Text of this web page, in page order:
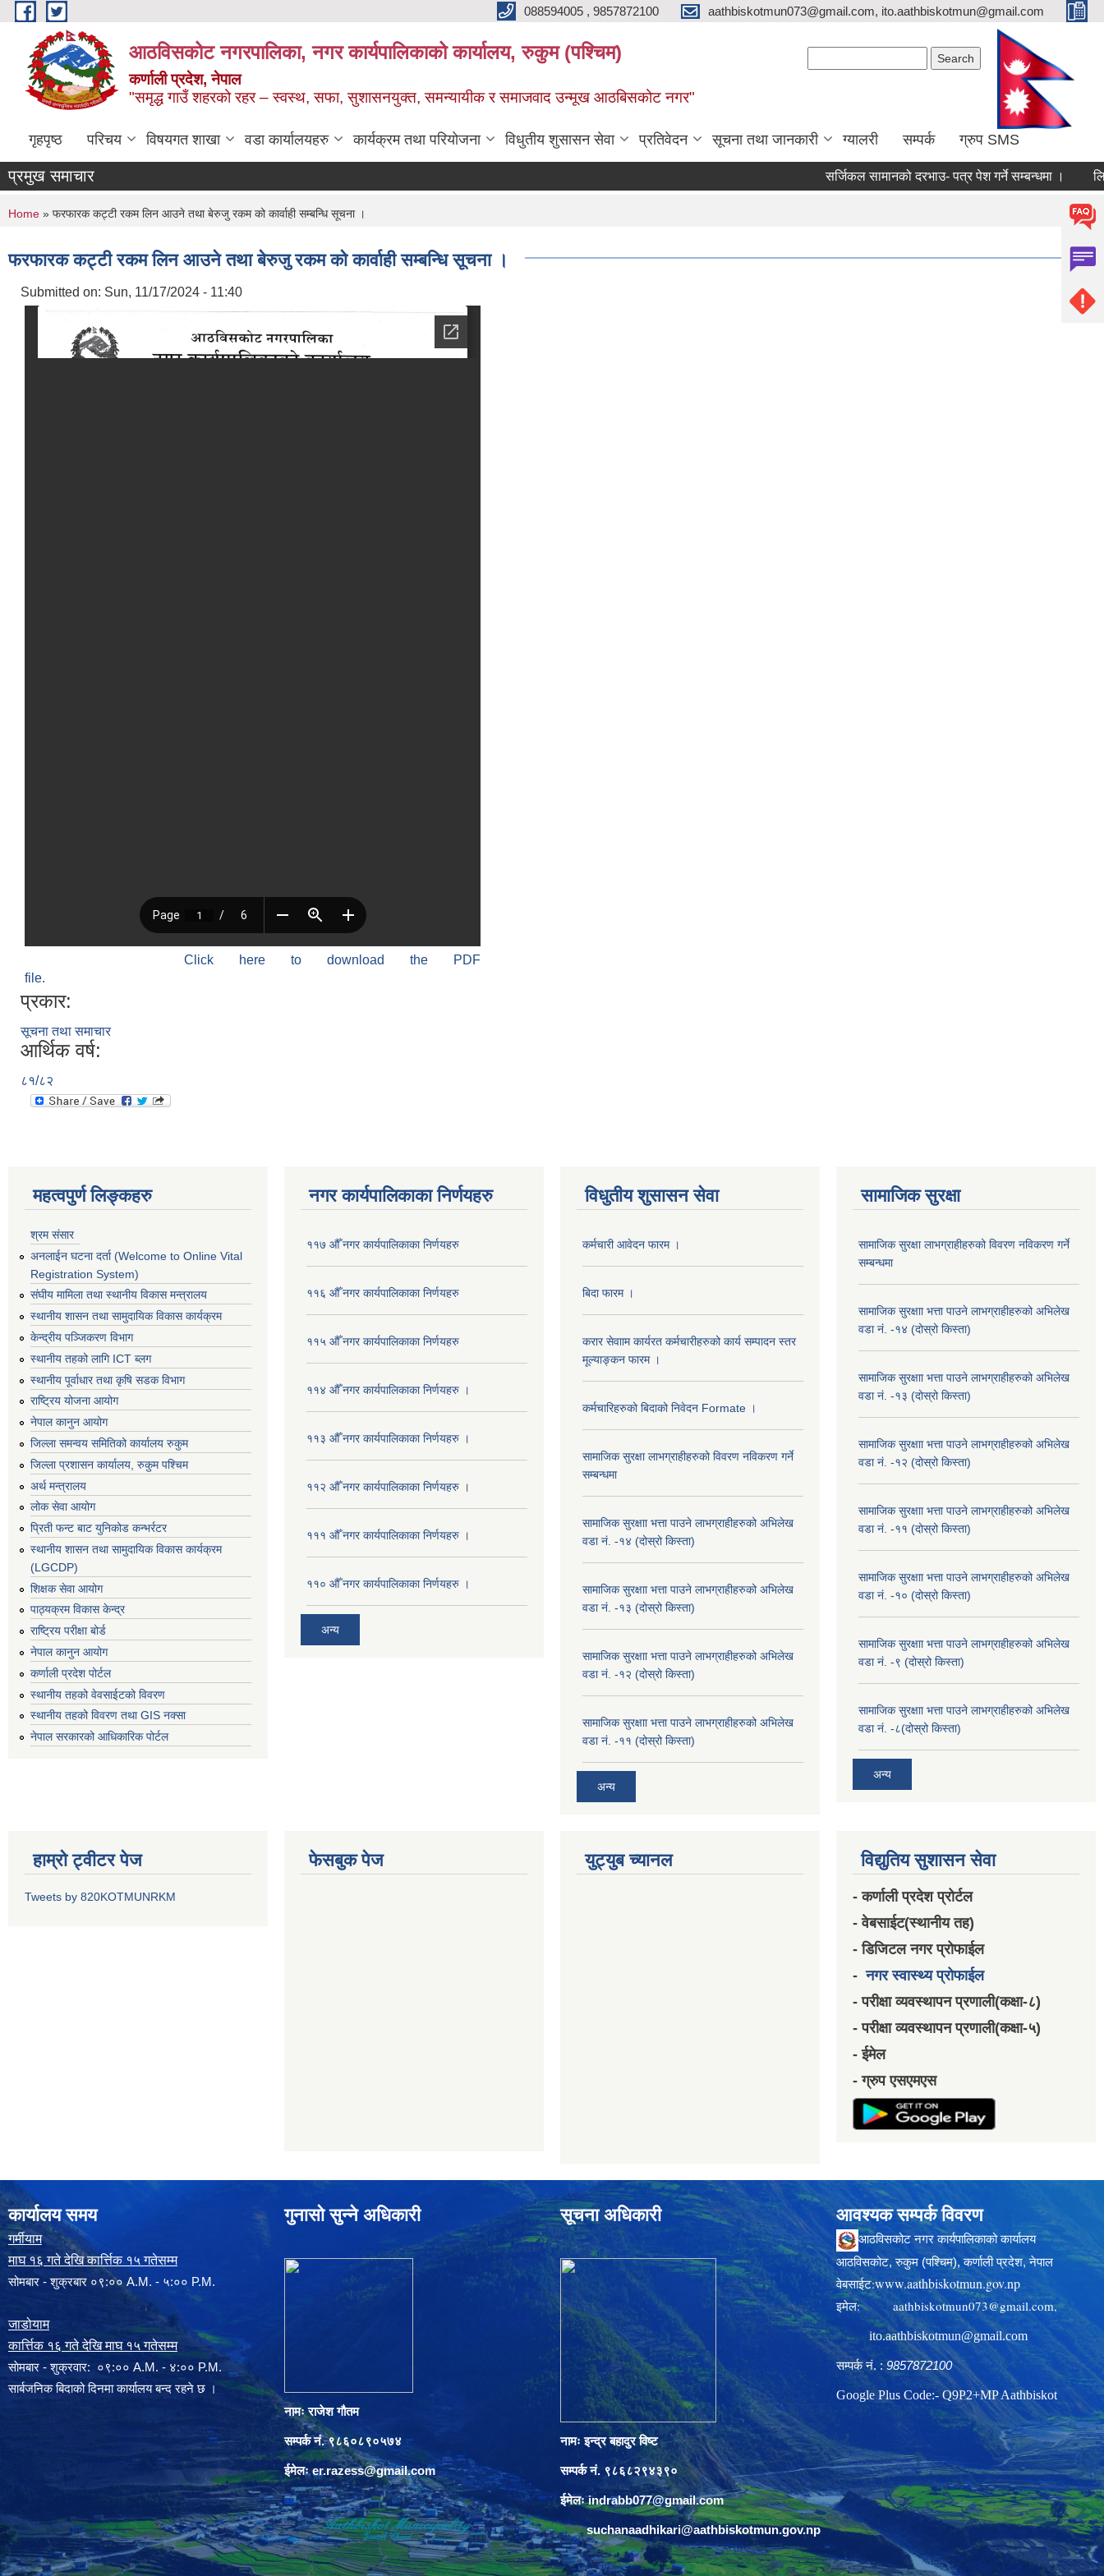
Skip to main content 088594005 , 9857872100 aathbiskotmun073@gmail.com, ito.aathbiskotmun@gmail.com
आठविसकोट नगरपालिका, नगर कार्यपालिकाको कार्यालय, रुकुम (पश्चिम)
कर्णाली प्रदेश, नेपाल
"समृद्ध गाउँ शहरको रहर – स्वस्थ, सफा, सुशासनयुक्त, समन्यायीक र समाजवाद उन्मूख आठबिसकोट नगर"
गृहपृष्ठ परिचय विषयगत शाखा वडा कार्यालयहरु कार्यक्रम तथा परियोजना विधुतीय शुसासन सेवा प्रतिवेदन सूचना तथा जानकारी ग्यालरी सम्पर्क ग्रुप SMS
प्रमुख समाचार सर्जिकल सामानको दरभाउ- पत्र पेश गर्ने सम्बन्धमा । लिखित
You are here
Home » फरफारक कट्टी रकम लिन आउने तथा बेरुजु रकम को कार्वाही सम्बन्धि सूचना ।
फरफारक कट्टी रकम लिन आउने तथा बेरुजु रकम को कार्वाही सम्बन्धि सूचना ।
Submitted on: Sun, 11/17/2024 - 11:40
Click here to download the PDF
file.
प्रकार:
सूचना तथा समाचार
आर्थिक वर्ष:
८१/८२
महत्वपुर्ण लिङ्कहरु
श्रम संसार
अनलाईन घटना दर्ता (Welcome to Online Vital
Registration System)
संघीय मामिला तथा स्थानीय विकास मन्त्रालय
स्थानीय शासन तथा सामुदायिक विकास कार्यक्रम
केन्द्रीय पञ्जिकरण विभाग
स्थानीय तहको लागि ICT ब्लग
स्थानीय पूर्वाधार तथा कृषि सडक विभाग
राष्ट्रिय योजना आयोग
नेपाल कानुन आयोग
जिल्ला समन्वय समितिको कार्यालय रुकुम
जिल्ला प्रशासन कार्यालय, रुकुम पश्चिम
अर्थ मन्त्रालय
लोक सेवा आयोग
प्रिती फन्ट बाट युनिकोड कन्भर्रटर
स्थानीय शासन तथा सामुदायिक विकास कार्यक्रम
(LGCDP)
शिक्षक सेवा आयोग
पाठ्यक्रम विकास केन्द्र
राष्ट्रिय परीक्षा बोर्ड
नेपाल कानुन आयोग
कर्णाली प्रदेश पोर्टल
स्थानीय तहको वेवसाईटको विवरण
स्थानीय तहको विवरण तथा GIS नक्सा
नेपाल सरकारको आधिकारिक पोर्टल
नगर कार्यपालिकाका निर्णयहरु
११७ औँ नगर कार्यपालिकाका निर्णयहरु
११६ औँ नगर कार्यपालिकाका निर्णयहरु
११५ औँ नगर कार्यपालिकाका निर्णयहरु
११४ औँ नगर कार्यपालिकाका निर्णयहरु ।
११३ औँ नगर कार्यपालिकाका निर्णयहरु ।
११२ औँ नगर कार्यपालिकाका निर्णयहरु ।
१११ औँ नगर कार्यपालिकाका निर्णयहरु ।
११० औँ नगर कार्यपालिकाका निर्णयहरु ।
अन्य
विधुतीय शुसासन सेवा
कर्मचारी आवेदन फारम ।
बिदा फारम ।
करार सेवााम कार्यरत कर्मचारीहरुको कार्य सम्पादन स्तर
मूल्याङ्कन फारम ।
कर्मचारिहरुको बिदाको निवेदन Formate ।
सामाजिक सुरक्षा लाभग्राहीहरुको विवरण नविकरण गर्ने
सम्बन्धमा
सामाजिक सुरक्षाा भत्ता पाउने लाभग्राहीहरुको अभिलेख
वडा नं. -१४ (दोस्रो किस्ता)
सामाजिक सुरक्षाा भत्ता पाउने लाभग्राहीहरुको अभिलेख
वडा नं. -१३ (दोस्रो किस्ता)
सामाजिक सुरक्षाा भत्ता पाउने लाभग्राहीहरुको अभिलेख
वडा नं. -१२ (दोस्रो किस्ता)
सामाजिक सुरक्षाा भत्ता पाउने लाभग्राहीहरुको अभिलेख
वडा नं. -११ (दोस्रो किस्ता)
अन्य
सामाजिक सुरक्षा
सामाजिक सुरक्षा लाभग्राहीहरुको विवरण नविकरण गर्ने
सम्बन्धमा
सामाजिक सुरक्षाा भत्ता पाउने लाभग्राहीहरुको अभिलेख
वडा नं. -१४ (दोस्रो किस्ता)
सामाजिक सुरक्षाा भत्ता पाउने लाभग्राहीहरुको अभिलेख
वडा नं. -१३ (दोस्रो किस्ता)
सामाजिक सुरक्षाा भत्ता पाउने लाभग्राहीहरुको अभिलेख
वडा नं. -१२ (दोस्रो किस्ता)
सामाजिक सुरक्षाा भत्ता पाउने लाभग्राहीहरुको अभिलेख
वडा नं. -११ (दोस्रो किस्ता)
सामाजिक सुरक्षाा भत्ता पाउने लाभग्राहीहरुको अभिलेख
वडा नं. -१० (दोस्रो किस्ता)
सामाजिक सुरक्षाा भत्ता पाउने लाभग्राहीहरुको अभिलेख
वडा नं. -९ (दोस्रो किस्ता)
सामाजिक सुरक्षाा भत्ता पाउने लाभग्राहीहरुको अभिलेख
वडा नं. -८(दोस्रो किस्ता)
अन्य
हाम्रो ट्वीटर पेज
Tweets by 820KOTMUNRKM
फेसबुक पेज युट्युब च्यानल विद्युतिय सुशासन सेवा
- कर्णाली प्रदेश प्रोर्टल
- वेबसाईट(स्थानीय तह)
- डिजिटल नगर प्रोफाईल
-नगर स्वास्थ्य प्रोफाईल
- परीक्षा व्यवस्थापन प्रणाली(कक्षा-८)
- परीक्षा व्यवस्थापन प्रणाली(कक्षा-५)
- ईमेल
- ग्रुप एसएमएस
कार्यालय समय
गर्मीयाम
माघ १६ गते देखि कार्त्तिक १५ गतेसम्म
सोमबार - शुक्रबार ०९:०० A.M. - ५:०० P.M.
जाडोयाम
कार्त्तिक १६ गते देखि माघ १५ गतेसम्म
साेमबार - शुक्रवार: ०९:०० A.M. - ४:०० P.M.
सार्बजनिक बिदाको दिनमा कार्यालय बन्द रहने छ ।
गुनासो सुन्ने अधिकारी
नामः राजेश गौतम
सम्पर्क नं. ९८६०८९०५७४
ईमेलःer.razess@gmail.com
सूचना अधिकारी
नामः इन्द्र बहादुर विष्ट
सम्पर्क नं. ९८६८२९४३९०
ईमेलःindrabb077@gmail.com
suchanaadhikari@aathbiskotmun.gov.np
आवश्यक सम्पर्क विवरण
आठविसकोट नगर कार्यपालिकाको कार्यालय
आठविसकोट, रुकुम (पश्चिम), कर्णाली प्रदेश, नेपाल
वेबसाईट:www.aathbiskotmun.gov.np
इमेल: aathbiskotmun073@gmail.com,
ito.aathbiskotmun@gmail.com
सम्पर्क नं. :9857872100
Google Plus Code:- Q9P2+MP Aathbiskot